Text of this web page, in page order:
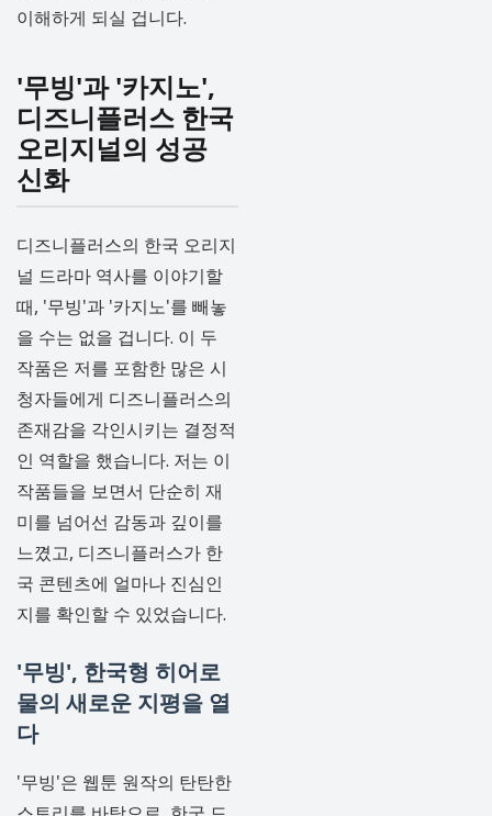
이해하게 되실 겁니다.
'무빙'과 '카지노',
디즈니플러스 한국
오리지널의 성공
신화
디즈니플러스의 한국 오리지
널 드라마 역사를 이야기할
때, '무빙'과 '카지노'를 빼놓
을 수는 없을 겁니다. 이 두
작품은 저를 포함한 많은 시
청자들에게 디즈니플러스의
존재감을 각인시키는 결정적
인 역할을 했습니다. 저는 이
작품들을 보면서 단순히 재
미를 넘어선 감동과 깊이를
느꼈고, 디즈니플러스가 한
국 콘텐츠에 얼마나 진심인
지를 확인할 수 있었습니다.
'무빙', 한국형 히어로
물의 새로운 지평을 열
다
'무빙'은 웹툰 원작의 탄탄한